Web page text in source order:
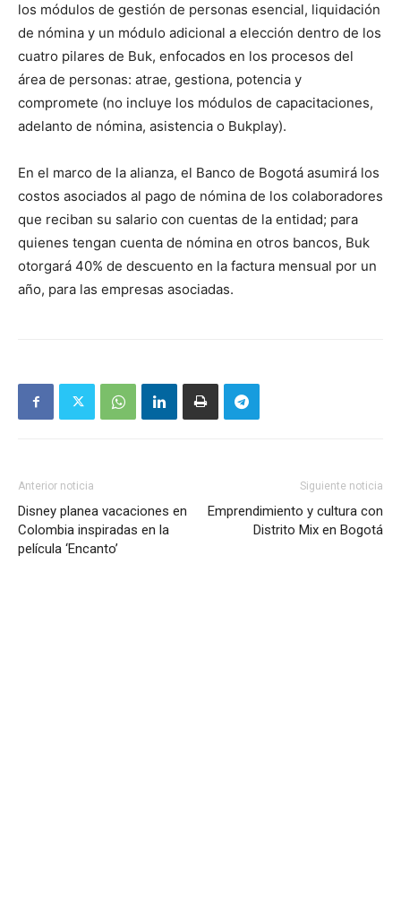
los módulos de gestión de personas esencial, liquidación
de nómina y un módulo adicional a elección dentro de los
cuatro pilares de Buk, enfocados en los procesos del
área de personas: atrae, gestiona, potencia y
compromete (no incluye los módulos de capacitaciones,
adelanto de nómina, asistencia o Bukplay).
En el marco de la alianza, el Banco de Bogotá asumirá los
costos asociados al pago de nómina de los colaboradores
que reciban su salario con cuentas de la entidad; para
quienes tengan cuenta de nómina en otros bancos, Buk
otorgará 40% de descuento en la factura mensual por un
año, para las empresas asociadas.
Anterior noticia
Disney planea vacaciones en
Colombia inspiradas en la
película ‘Encanto’
Siguiente noticia
Emprendimiento y cultura con
Distrito Mix en Bogotá